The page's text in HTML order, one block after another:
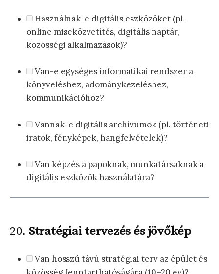
Használnak-e digitális eszközöket (pl.
online miseközvetítés, digitális naptár,
közösségi alkalmazások)?
Van-e egységes informatikai rendszer a
könyveléshez, adománykezeléshez,
kommunikációhoz?
Vannak-e digitális archívumok (pl. történeti
iratok, fényképek, hangfelvételek)?
Van képzés a papoknak, munkatársaknak a
digitális eszközök használatára?
20. Stratégiai tervezés és jövőkép
Van hosszú távú stratégiai terv az épület és
közösség fenntarthatóságára (10–20 év)?